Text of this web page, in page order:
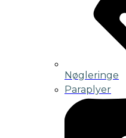
Nøgleringe
Paraplyer